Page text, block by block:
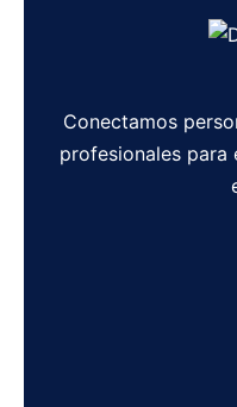
Conectamos
profesionales